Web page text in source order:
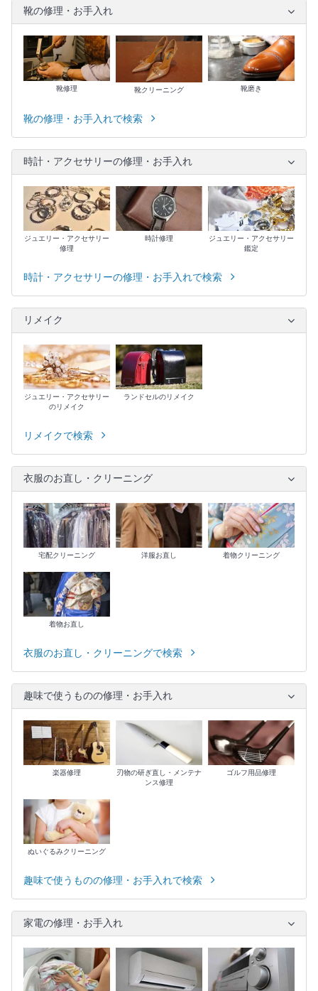
靴の修理・お手入れ
靴修理 靴クリーニング 靴磨き
靴の修理・お手入れで検索
時計・アクセサリーの修理・お手入れ
ジュエリー・アクセサリー
修理
時計修理
ジュエリー・アクセサリー
鑑定
時計・アクセサリーの修理・お手入れで検索
リメイク
ジュエリー・アクセサリー
のリメイク
ランドセルのリメイク
リメイクで検索
衣服のお直し・クリーニング
宅配クリーニング 洋服お直し 着物クリーニング
着物お直し
衣服のお直し・クリーニングで検索
趣味で使うものの修理・お手入れ
楽器修理
刃物の研ぎ直し・メンテナ
ンス修理
ゴルフ用品修理
ぬいぐるみクリーニング
趣味で使うものの修理・お手入れで検索
家電の修理・お手入れ